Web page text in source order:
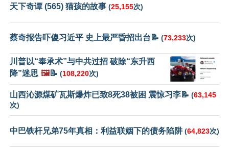
天下奇谭 (565) 猫孩的故事 (25,155次)
蔡奇报告吓傻习近平 史上最严昏招出台📝 (73,233次)
川普以“奉承术”与中共过招 破除“东升西
降”迷思 🖼️📝 (108,220次)
山西沁源煤矿瓦斯爆炸已致8死38被困 震惊习李📝 (63,145
次)
中巴铁杆兄弟75年真相：利益联姻下的债务陷阱(64,823次)